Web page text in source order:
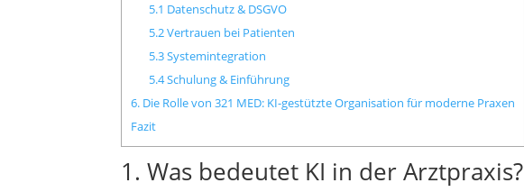
5.1 Datenschutz & DSGVO
5.2 Vertrauen bei Patienten
5.3 Systemintegration
5.4 Schulung & Einführung
6. Die Rolle von 321 MED: KI-gestützte Organisation für moderne Praxen
Fazit
1. Was bedeutet KI in der Arztpraxis?